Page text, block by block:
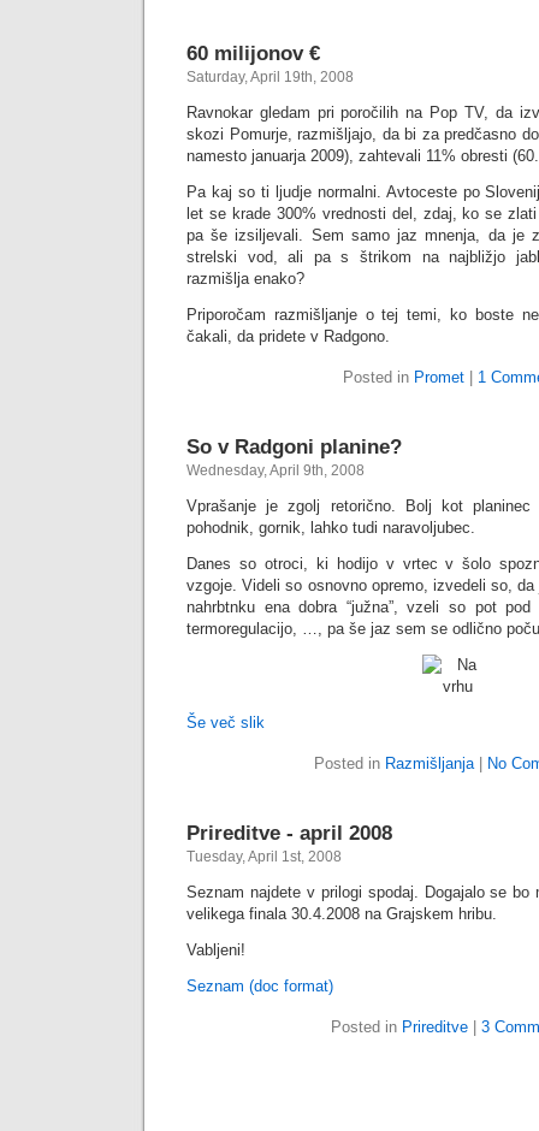
60 milijonov €
Saturday, April 19th, 2008
Ravnokar gledam pri poročilih na Pop TV, da
skozi Pomurje, razmišljajo, da bi za predčasno
namesto januarja 2009), zahtevali 11% obresti
Pa kaj so ti ljudje normalni. Avtoceste po
let se krade 300% vrednosti del, zdaj, ko se
pa še izsiljevali. Sem samo jaz mnenja, da je
strelski vod, ali pa s štrikom na najbližjo
razmišlja enako?
Priporočam razmišljanje o tej temi, ko boste
čakali, da pridete v Radgono.
Posted in Promet 1
So v Radgoni planine?
Wednesday, April 9th, 2008
Vprašanje je zgolj retorično. Bolj kot
pohodnik, gornik, lahko tudi naravoljubec.
Danes so otroci, ki hodijo v vrtec v šolo
vzgoje. Videli so osnovno opremo, izvedeli so,
nahrbtnku ena dobra “južna”, vzeli so pot
termoregulacijo, …, pa še jaz sem se odlično
Še več slik
Posted in Razmišljanja| No
Prireditve - april 2008
Tuesday, April 1st, 2008
Seznam najdete v prilogi spodaj. Dogajalo se bo
velikega finala 30.4.2008 na Grajskem hribu.
Vabljeni!
Seznam (doc format)
Posted in Prireditve 3